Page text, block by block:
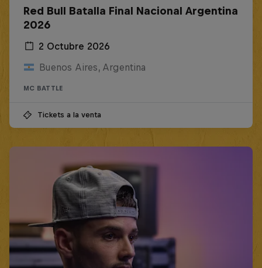
Red Bull Batalla Final Nacional Argentina
2026
2 Octubre 2026
Buenos Aires, Argentina
MC BATTLE
Tickets a la venta